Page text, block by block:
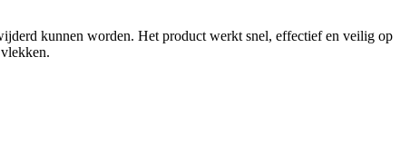
kunnen worden. Het product werkt snel, effectief en veilig op